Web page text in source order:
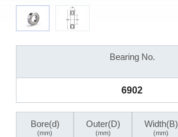
Bearing No.
6902
Bore(d)
(mm)
Outer(D)
(mm)
Width(B)
(mm)